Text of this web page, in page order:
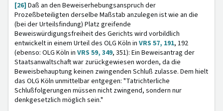
[26] Daß an den Beweiserhebungsanspruch der
Prozeßbeteiligten derselbe Maßstab anzulegen ist wie an die
(bei der Urteilsfindung) Platz greifende
Beweiswürdigungsfreiheit des Gerichts wird vorbildlich
entwickelt in einem Urteil des OLG Köln in VRS 57, 191, 192
(ebenso: OLG Köln in VRS 59, 349, 351): Ein Beweisantrag der
Staatsanwaltschaft war zurückgewiesen worden, da die
Beweisbehauptung keinen zwingenden Schluß zulasse. Dem hielt
das OLG Köln unmittelbar entgegen: "Tatrichterliche
Schlußfolgerungen müssen nicht zwingend, sondern nur
denkgesetzlich möglich sein."